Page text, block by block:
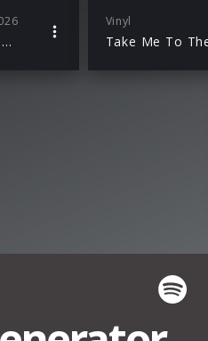
Take Me To The Alley (10th Anniv. Ed./Orange 2LP + signed Art Card)
Vinyl